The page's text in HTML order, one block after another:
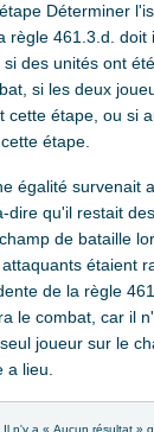
Déterminer
règle 461.3.d. doit
des unités ont
si les deux
cette étape, ou si
étape.
égalité survenait
dire qu'il restait
de bataille
étaient
de la règle
le combat, car il
joueur sur le
a lieu.